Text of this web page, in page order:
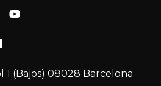
1 (Bajos) 08028 Barcelona